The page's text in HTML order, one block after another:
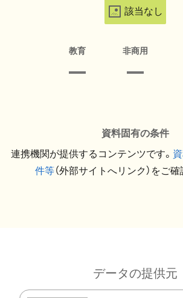
該当なし
教育 非商用
資料固有の条件
連携機関が提供するコンテンツです。
件等（外部サイトへリンク）をご確
データの提供元